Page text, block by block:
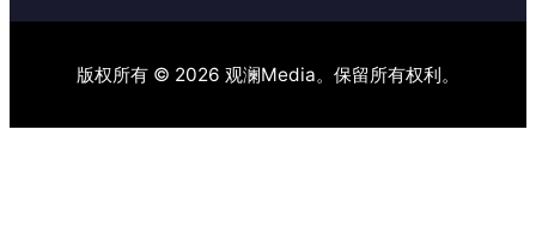
版权所有 © 2026 观澜Media。保留所有权利。